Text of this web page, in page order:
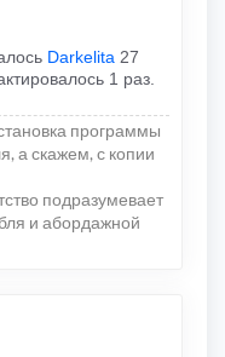
Darkelita 27
1 раз.
программы
а скажем, с копии
подразумевает
и абордажной